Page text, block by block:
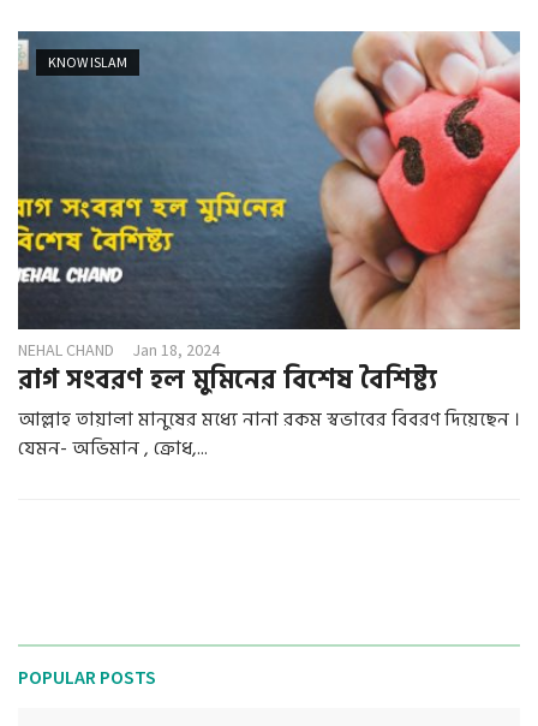
KNOW ISLAM
NEHAL CHAND Jan 18, 2024
রাগ সংবরণ হল মুমিনের বিশেষ বৈশিষ্ট্য
আল্লাহ তায়ালা মানুষের মধ্যে নানা রকম স্বভাবের বিবরণ দিয়েছেন ।
যেমন- অভিমান , ক্রোধ,...
POPULAR POSTS